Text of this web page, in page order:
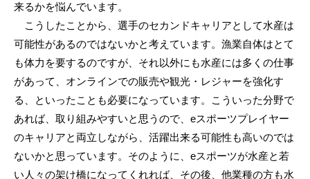
来るかを悩んでいます。
こうしたことから、選手のセカンドキャリアとして水産は
可能性があるのではないかと考えています。漁業自体はとて
も体力を要するのですが、それ以外にも水産には多くの仕事
があって、オンラインでの販売や観光・レジャーを強化す
る、といったことも必要になっています。こういった分野で
あれば、取り組みやすいと思うので、eスポーツプレイヤー
のキャリアと両立しながら、活躍出来る可能性も高いのでは
ないかと思っています。そのように、eスポーツが水産と若
い人々の架け橋になってくれれば、その後、他業種の方も水